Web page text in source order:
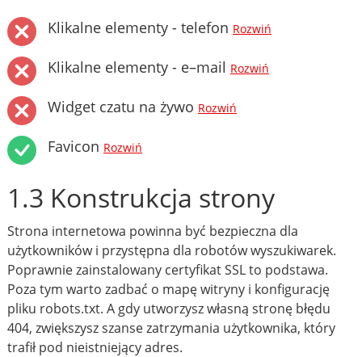
Klikalne elementy - telefon Rozwiń
Klikalne elementy - e–mail Rozwiń
Widget czatu na żywo Rozwiń
Favicon Rozwiń
1.3 Konstrukcja strony
Strona internetowa powinna być bezpieczna dla
użytkowników i przystępna dla robotów wyszukiwarek.
Poprawnie zainstalowany certyfikat SSL to podstawa.
Poza tym warto zadbać o mapę witryny i konfigurację
pliku robots.txt. A gdy utworzysz własną stronę błędu
404, zwiększysz szanse zatrzymania użytkownika, który
trafił pod nieistniejący adres.